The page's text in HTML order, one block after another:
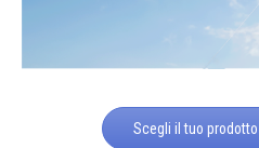
Scegli il tuo